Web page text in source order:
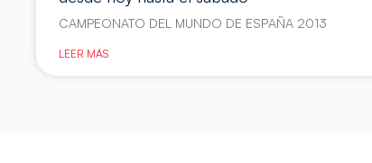
CAMPEONATO DEL MUNDO DE ESPAÑA 2013
LEER MÁS